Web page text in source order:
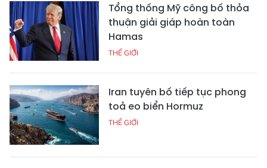
Tổng thống Mỹ công bố thỏa
thuận giải giáp hoàn toàn
Hamas
THẾ GIỚI
Iran tuyên bố tiếp tục phong
toả eo biển Hormuz
THẾ GIỚI